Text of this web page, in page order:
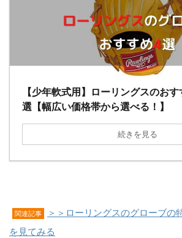
【少年軟式用】ローリングスのお
選【幅広い価格帯から選べる！】
続きを見る
関連記事
＞＞ローリングスのグローブの
を見てみる